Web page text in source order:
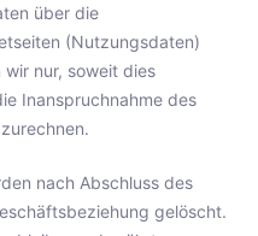
über die
(Nutzungsdaten)
nur, soweit dies
Inanspruchnahme des
nach Abschluss des
gelöscht.